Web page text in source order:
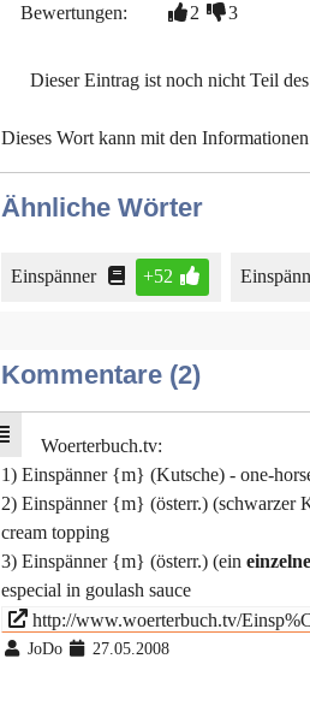
Bewertungen: 2 3
Dieser Eintrag ist noch nicht Teil
Dieses Wort kann mit den
Ähnliche Wörter
Einspänner +52
Kommentare (2)
Woerterbuch.tv:
1) Einspänner {m} (Kutsche) - one-
2) Einspänner {m} (österr.) (schwarzer
cream topping
3) Einspänner {m} (österr.) (ein
especial in goulash sauce
http://www.woerterbuch.tv/
JoDo 27.05.2008